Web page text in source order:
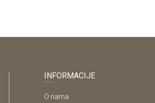
INFORMACIJE
O nama